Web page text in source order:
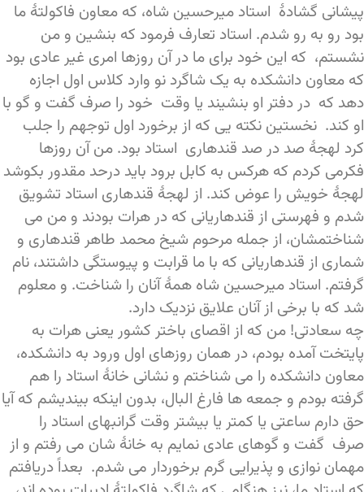
پیشانی گشادۀ استاد میرحسین شاه، که معاون فاکولتۀ ما
بود رو به رو شدم. استاد تعارف فرمود که بنشین و من
نشستم، که این خود برای ما در آن روزها امری غیر عادی بود
که معاون دانشکده به یک شاگرد نو وارد کلاس اول اجازه
دهد که در دفتر او بنشیند یا وقت خود را صرف گفت و گو با
او کند. نخستین نکته یی که از برخورد اول توجهم را جلب
کرد لهجۀ صد در صد قندهاری استاد بود. من آن روزها
فکرمی کردم که هرکس به کابل برود باید درحد مقدور بکوشد
لهجۀ خویش را عوض کند. از لهجۀ قندهاری استاد تشویق
شدم و فهرستی از قندهاریانی که در هرات بودند و من می
شناختمشان، از جمله مرحوم شیخ محمد طاهر قندهاری و
شماری از قندهاریانی که با ما قرابت و پیوستگی داشتند، نام
گرفتم. استاد میرحسین شاه همۀ آنان را شناخت. و معلوم
شد که با برخی از آنان علایق نزدیک دارد.
چه سعادتی! من که از اقصای باختر کشور یعنی هرات به
پایتخت آمده بودم، در همان روزهای اول ورود به دانشکده،
معاون دانشکده را می شناختم و نشانی خانۀ استاد را هم
گرفته بودم و جمعه ها فارغ البال، بدون اینکه بیندیشم که آیا
حق دارم ساعتی یا کمتر یا بیشتر وقت گرانبهای استاد را
صرف گفت و گوهای عادی نمایم به خانۀ شان می رفتم و از
مهمان نوازی و پذیرایی گرم برخوردار می شدم. بعداً دریافتم